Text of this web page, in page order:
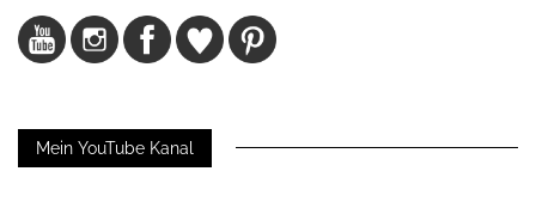
Mein YouTube Kanal